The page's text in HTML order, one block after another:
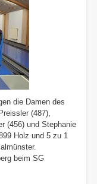
die Damen des
(487),
(456) und Stephanie
Holz und 5 zu 1
beim SG